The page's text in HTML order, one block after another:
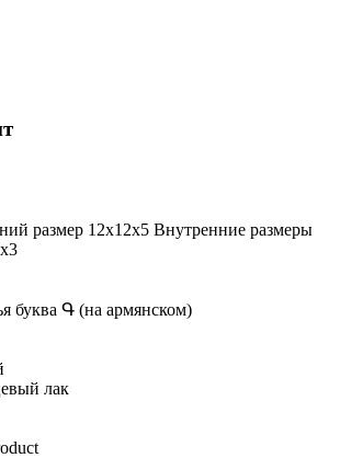
размер 12x12x5 Внутренние размеры
буква Գ (на армянском)
лак